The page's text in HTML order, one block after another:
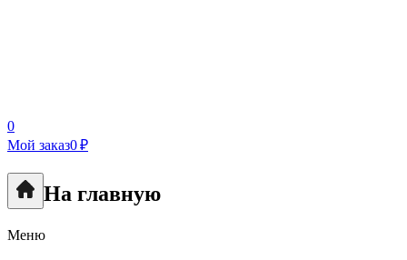
0
Мой заказ0 ₽
На главную
Меню